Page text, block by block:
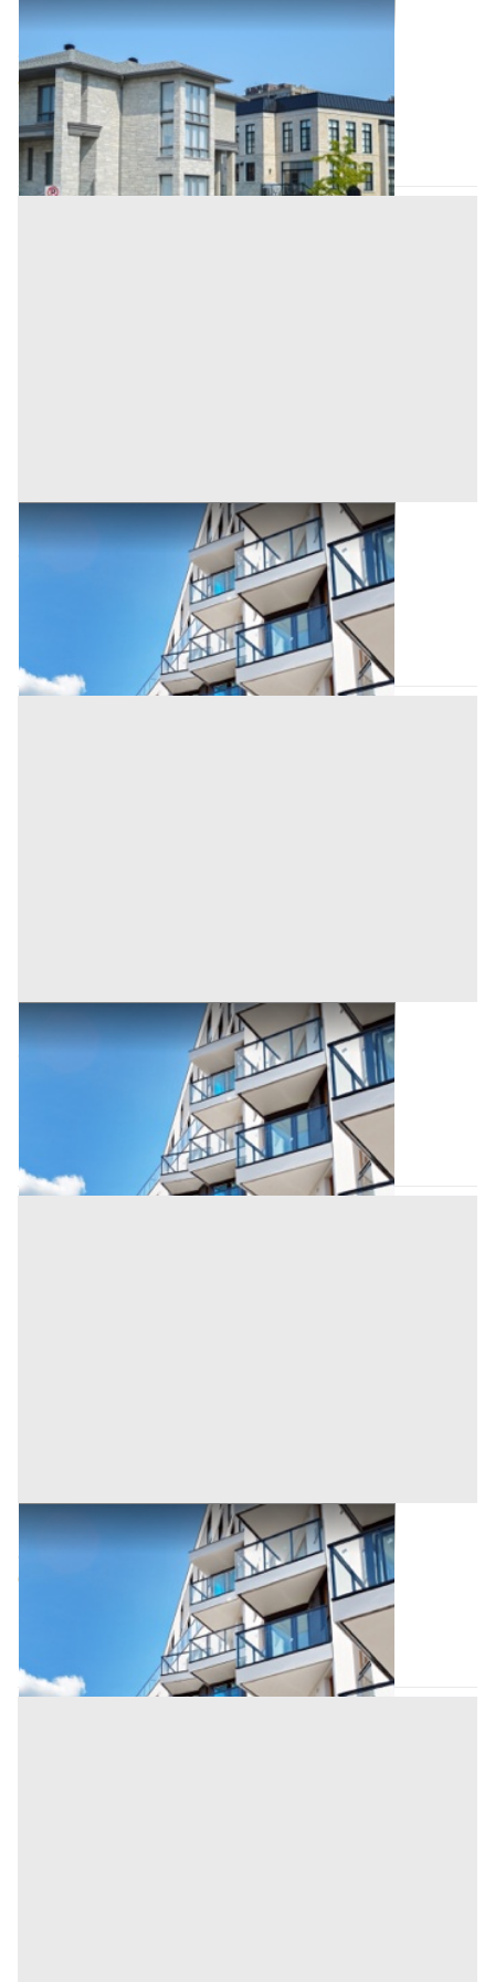
Asta Appartamento con garage e doppia
esposizione
Saccolongo (Padova)
Offerta minima
31.500 € 42.000 €
Codice asta:
c5366bb5
07/10/2026
Appartamento all'asta a Padova
(Padova)
166.000 €
AA1125811
Appartamento all'asta a Padova
(Padova)
170.000 €
AI3306901
Appartamento all'asta a Padova
(Padova)
66.375 € 88.500 €
AI3373566